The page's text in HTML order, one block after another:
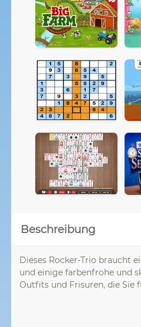
Beschreibung
Dieses Rocker-Trio braucht
und einige farbenfrohe und
Outfits und Frisuren, die Sie